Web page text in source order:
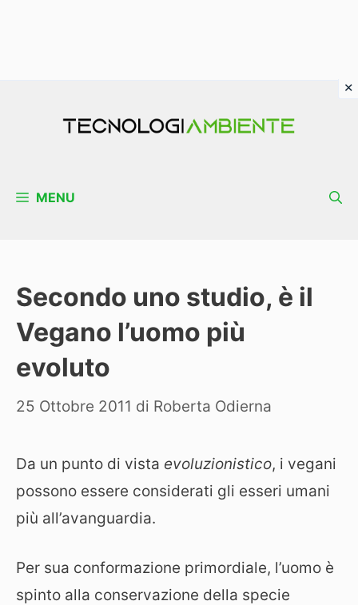
MENU
Secondo uno studio, è il
Vegano l’uomo più
evoluto
25 Ottobre 2011 di Roberta Odierna
Da un punto di vista evoluzionistico, i vegani
possono essere considerati gli esseri umani
più all’avanguardia.
Per sua conformazione primordiale, l’uomo è
spinto alla conservazione della specie